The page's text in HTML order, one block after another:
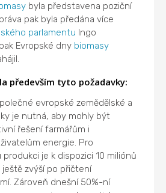
byla představena poziční
pak byla předána více
parlamentu Ingo
Evropské dny biomasy
především tyto požadavky:
evropské zemědělské a
je nutná, aby mohly být
řešení farmářům i
energie. Pro
je k dispozici 10 miliónů
zvýší po přičtení
Zároveň dnešní 50%-ní